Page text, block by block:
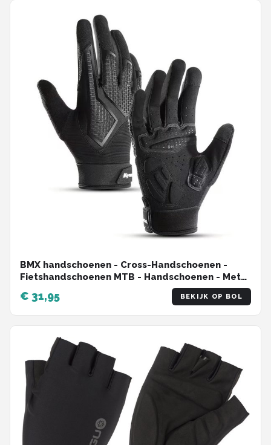
BMX handschoenen - Cross-Handschoenen -
Fietshandschoenen MTB - Handschoenen - Met
Touch Screen - Ademende Nylon Zwart - Maat L
€ 31,95 BEKIJK OP BOL